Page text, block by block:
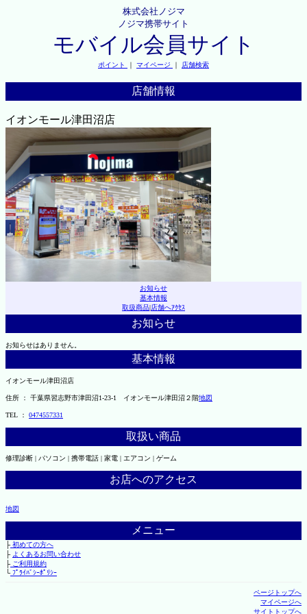
株式会社ノジマ
ノジマ携帯サイト
モバイル会員サイト
ポイント ｜ マイページ ｜ 店舗検索
店舗情報
イオンモール津田沼店
お知らせ
基本情報
取扱商品|店舗へｱｸｾｽ
お知らせ
お知らせはありません。
基本情報
イオンモール津田沼店
住所 ： 千葉県習志野市津田沼1-23-1 イオンモール津田沼２階地図
TEL ： 0474557331
取扱い商品
修理診断 | パソコン | 携帯電話 | 家電 | エアコン | ゲーム
お店へのアクセス
地図
メニュー
├初めての方へ
├ よくあるお問い合わせ
├ご利用規約
└ﾌﾟﾗｲﾊﾞｼｰﾎﾟﾘｼｰ
ページトップへ
マイページへ
サイトトップへ